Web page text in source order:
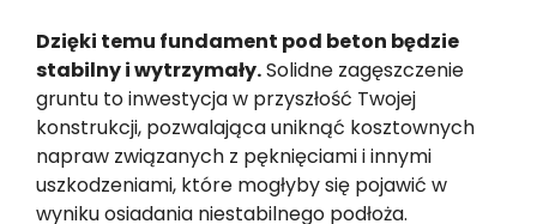
Dzięki temu fundament pod beton będzie
stabilny i wytrzymały.Solidne zagęszczenie
gruntu to inwestycja w przyszłość Twojej
konstrukcji, pozwalająca uniknąć kosztownych
napraw związanych z pęknięciami i innymi
uszkodzeniami, które mogłyby się pojawić w
wyniku osiadania niestabilnego podłoża.